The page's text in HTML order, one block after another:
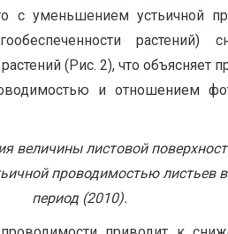
с уменьшением устьичной
растений)
(Рис. 2), что объясняет
и отношением
величины листовой
проводимостью листьев
период (2010).